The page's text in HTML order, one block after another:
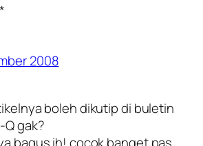
2008
boleh dikutip di buletin
gak?
bagus ih! cocok banget pas